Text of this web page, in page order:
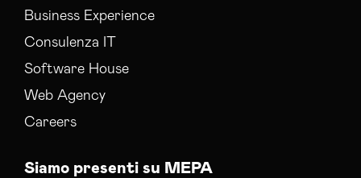
Business Experience
Consulenza IT
Software House
Web Agency
Careers
Siamo presenti su MEPA